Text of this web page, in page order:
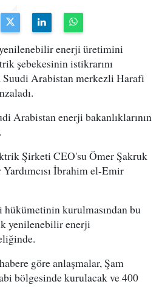
enerji üretimini
şebekesinin istikrarını
Suudi Arabistan merkezli Harafi
Arabistan enerji bakanlıklarının
Şirketi CEO'su Ömer Şakruk
İbrahim el-Emir
kurulmasından bu
yenilenebilir enerji
göre anlaşmalar, Şam
bölgesinde kurulacak ve 400